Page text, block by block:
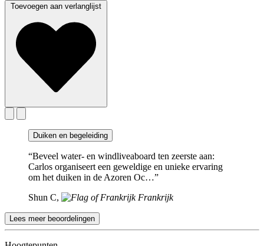
Toevoegen aan verlanglijst
Duiken en begeleiding
“Beveel water- en windliveaboard ten zeerste aan:
Carlos organiseert een geweldige en unieke ervaring
om het duiken in de Azoren Oc…”
Shun C,
Frankrijk
Lees meer beoordelingen